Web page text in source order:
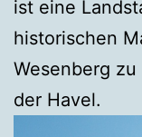
ist eine
historischen
Wesenberg
der Havel.